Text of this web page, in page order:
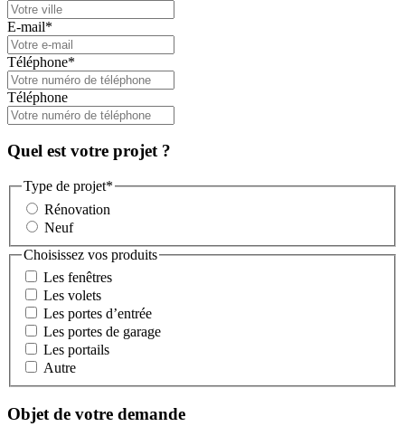
E-mail*
Téléphone*
Téléphone
Quel est votre projet ?
Type de projet*
Rénovation
Neuf
Choisissez vos produits
Les fenêtres
Les volets
Les portes d’entrée
Les portes de garage
Les portails
Autre
Objet de votre demande